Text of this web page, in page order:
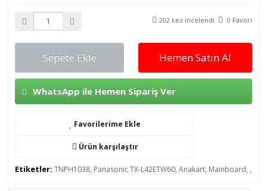
202 kez incelendi 0 Favori
Sepete Ekle Hemen Satın Al
WhatsApp ile Hemen Sipariş Ver
Favorilerime Ekle
Ürün karşılaştır
Etiketler: TNPH1038, Panasonic TX-L42ETW60, Anakart, Mainboard, ,